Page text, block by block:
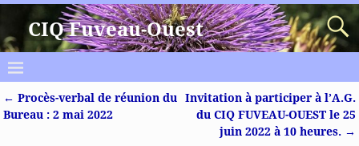
CIQ Fuveau-Ouest
Navigation des articles
← Procès-verbal de réunion du
Bureau : 2 mai 2022
Invitation à participer à l’A.G.
du CIQ FUVEAU-OUEST le 25
juin 2022 à 10 heures. →